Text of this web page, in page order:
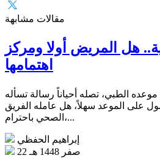
مقالات مشابهة
هل المريض أولا ومركز
اهتمامها
الطبي، تصله أحياناً رسالة تسأله
على الموعد سهلاً، هل عامله الفريق
الصحي باحترام،...
إبراهيم الحفظي
22 صفر 1448 هـ